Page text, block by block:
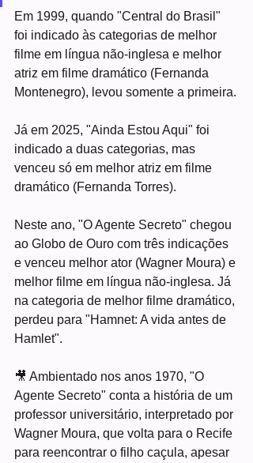
Em 1999, quando "Central do Brasil"
foi indicado às categorias de melhor
filme em língua não-inglesa e melhor
atriz em filme dramático (Fernanda
Montenegro), levou somente a primeira.
Já em 2025, "Ainda Estou Aqui" foi
indicado a duas categorias, mas
venceu só em melhor atriz em filme
dramático (Fernanda Torres).
Neste ano, "O Agente Secreto" chegou
ao Globo de Ouro com três indicações
e venceu melhor ator (Wagner Moura) e
melhor filme em língua não-inglesa. Já
na categoria de melhor filme dramático,
perdeu para "Hamnet: A vida antes de
Hamlet".
🎥 Ambientado nos anos 1970, "O
Agente Secreto" conta a história de um
professor universitário, interpretado por
Wagner Moura, que volta para o Recife
para reencontrar o filho caçula, apesar